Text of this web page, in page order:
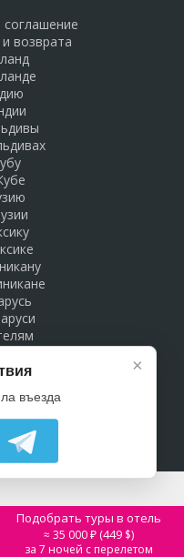
Подобрать туры в отель
≈ 35 000 ₽ (449 $)
за 7 ночей с перелетом
возврата
×
въезда